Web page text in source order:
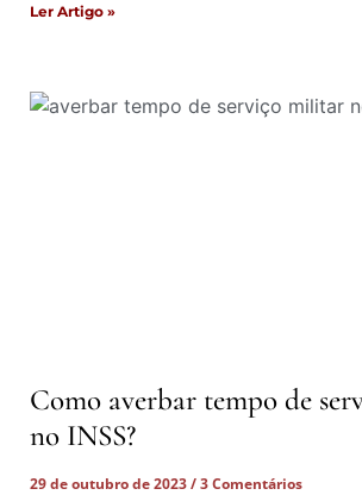
Ler Artigo »
Como averbar tempo de
no INSS?
29 de outubro de 2023
3 Comentários